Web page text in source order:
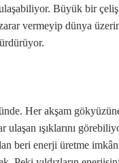
Büyük bir
zarar vermeyip dünya
Her akşam gökyüzüne
ulaşan ışıklarını
beri enerji üretme